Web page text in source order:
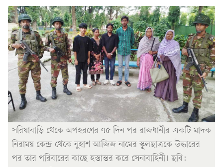
সরিষাবাড়ি থেকে অপহরণের ৭৫ দিন পর রাজধানীর একটি মাদক
নিরাময় কেন্দ্র থেকে নুহাশ আজিজ নামের স্কুলছাত্রকে উদ্ধারের
পর তার পরিবারের কাছে হস্তান্তর করে সেনাবাহিনী। ছবি: